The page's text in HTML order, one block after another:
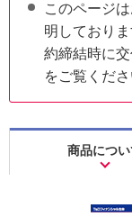
このページ
明しており
約締結時に
をご覧くださ
商品につい